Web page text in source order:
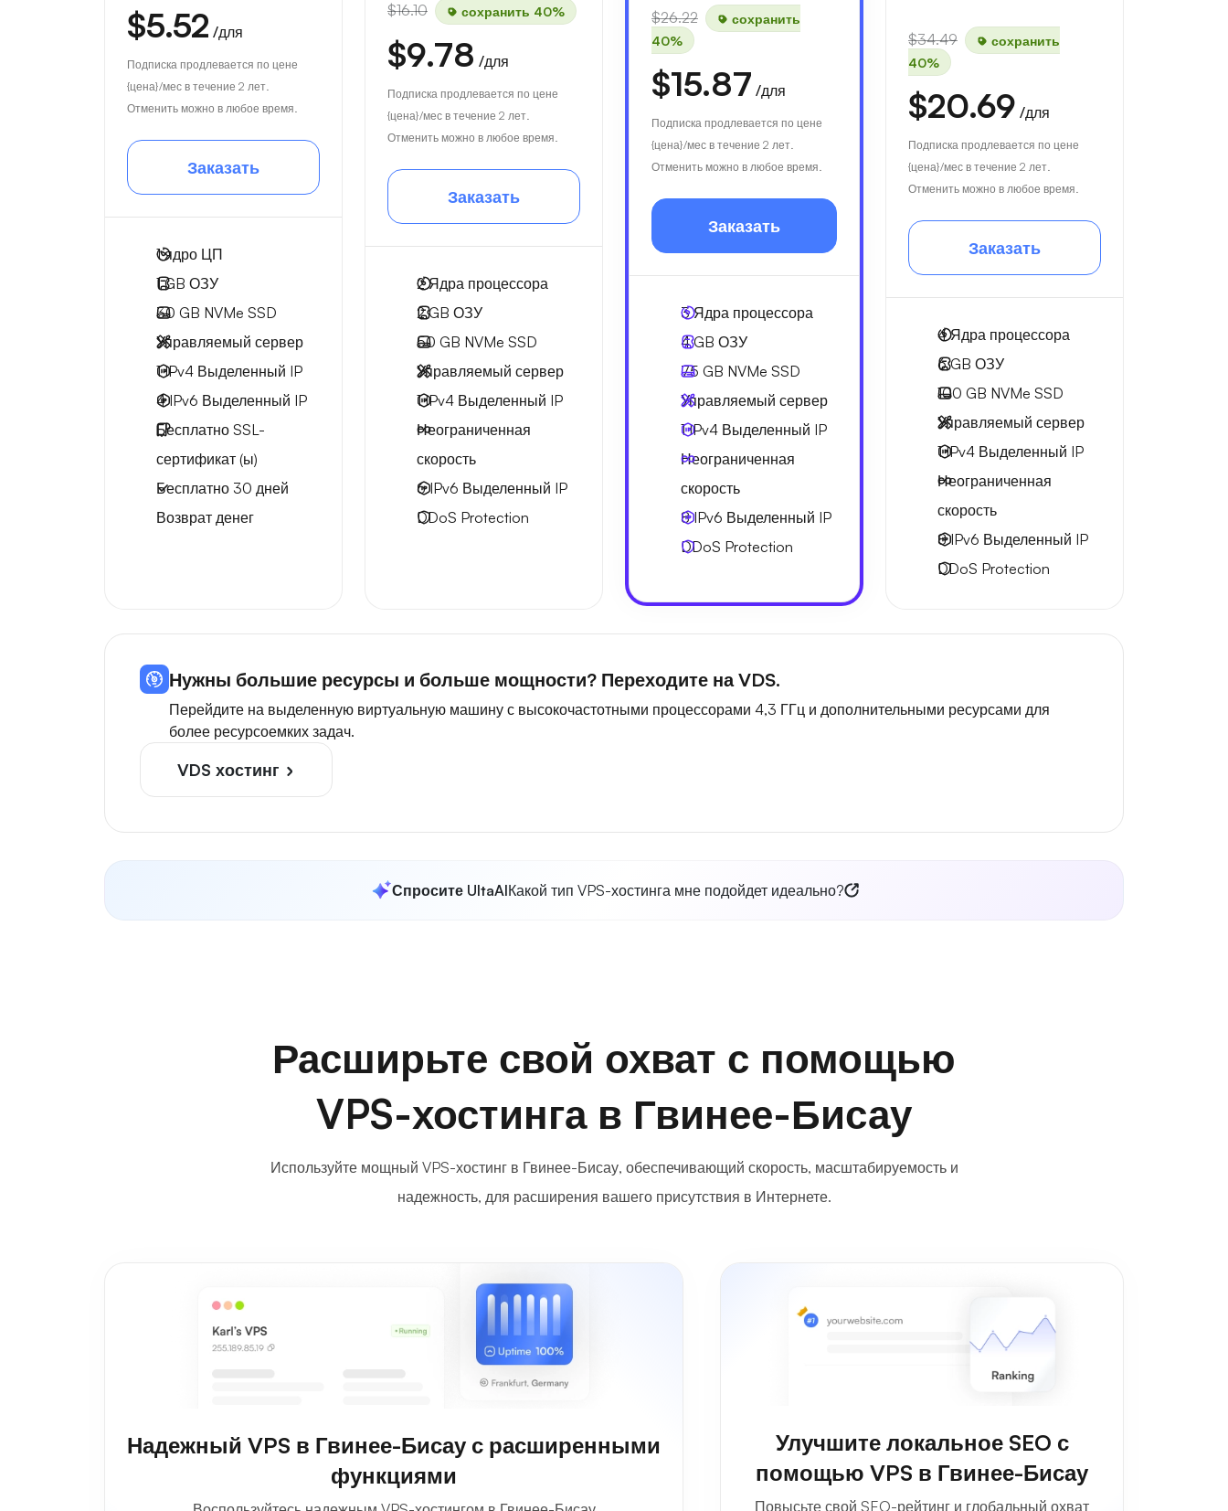
$5.52 /для
Подписка продлевается по цене
{цена}/мес в течение 2 лет.
Отменить можно в любое время.
Заказать
1ядро ЦП
1 GB ОЗУ
30 GB NVMe SSD
Управляемый сервер
1 IPv4 Выделенный IP
4 IPv6 Выделенный IP
Бесплатно SSL-
сертификат (ы)
Бесплатно 30 дней
Возврат денег
$16.10 сохранить 40%
$9.78 /для
Подписка продлевается по цене
{цена}/мес в течение 2 лет.
Отменить можно в любое время.
Заказать
2Ядра процессора
2 GB ОЗУ
50 GB NVMe SSD
Управляемый сервер
1 IPv4 Выделенный IP
Неограниченная
скорость
6 IPv6 Выделенный IP
DDoS Protection
$26.22
сохранить
40%
$15.87 /для
Подписка продлевается по цене
{цена}/мес в течение 2 лет.
Отменить можно в любое время.
Заказать
3Ядра процессора
4 GB ОЗУ
75 GB NVMe SSD
Управляемый сервер
1 IPv4 Выделенный IP
Неограниченная
скорость
8 IPv6 Выделенный IP
DDoS Protection
$34.49
сохранить
40%
$20.69 /для
Подписка продлевается по цене
{цена}/мес в течение 2 лет.
Отменить можно в любое время.
Заказать
4Ядра процессора
6 GB ОЗУ
100 GB NVMe SSD
Управляемый сервер
1 IPv4 Выделенный IP
Неограниченная
скорость
8 IPv6 Выделенный IP
DDoS Protection
Нужны большие ресурсы и больше мощности? Переходите на VDS.
Перейдите на выделенную виртуальную машину с высокочастотными процессорами 4,3 ГГц и дополнительными ресурсами для
более ресурсоемких задач.
VDS хостинг
Спросите UltaAIКакой тип VPS-хостинга мне подойдет идеально?
Расширьте свой охват с помощью
VPS-хостинга в Гвинее-Бисау
Используйте мощный VPS-хостинг в Гвинее-Бисау, обеспечивающий скорость, масштабируемость и
надежность, для расширения вашего присутствия в Интернете.
Надежный VPS в Гвинее-Бисау с расширенными
функциями
Улучшите локальное SEO с
помощью VPS в Гвинее-Бисау
Повысьте свой SEO-рейтинг и глобальный охват